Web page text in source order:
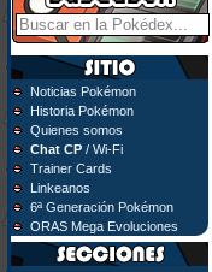
Noticias Pokémon
Historia Pokémon
Quienes somos
Chat CP/ Wi-Fi
Trainer Cards
Linkeanos
6ª Generación Pokémon
ORAS Mega Evoluciones